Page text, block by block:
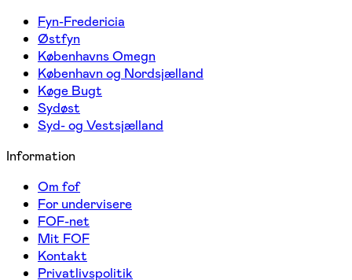
Fyn-Fredericia
Østfyn
Københavns Omegn
København og Nordsjælland
Køge Bugt
Sydøst
Syd- og Vestsjælland
Information
Om fof
For undervisere
FOF-net
Mit FOF
Kontakt
Privatlivspolitik